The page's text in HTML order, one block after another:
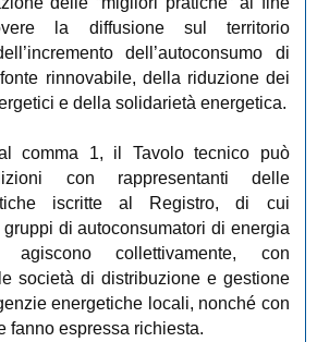
la diffusione sul territorio
dell’autoconsumo di
rinnovabile, della riduzione dei
e della solidarietà energetica.
comma 1, il Tavolo tecnico può
con rappresentanti delle
iscritte al Registro, di cui
gruppi di autoconsumatori di energia
agiscono collettivamente, con
società di distribuzione e gestione
energetiche locali, nonché con
fanno espressa richiesta.